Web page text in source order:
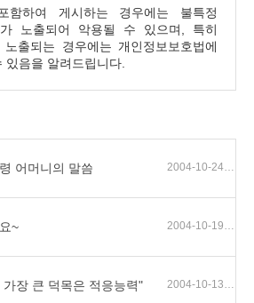
하여 게시하는 경우에는 불특정
가 노출되어 악용될 수 있으며, 특히
출되는 경우에는 개인정보보호법에
있음을 알려드립니다.
어머니의 말씀 2004-10-24 22:09
~ 2004-10-19 01:03
가장 큰 덕목은 적응능력" 2004-10-13 02:32